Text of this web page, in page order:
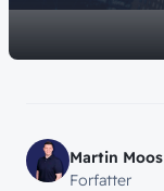
Martin
Forfatter